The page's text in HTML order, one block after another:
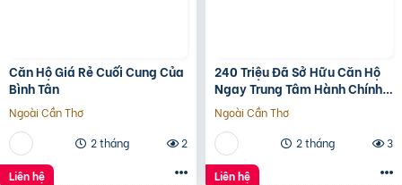
Căn Hộ Giá Rẻ Cuối Cung Của
Bình Tân
Ngoài Cần Thơ
2 tháng
2
Liên hệ
240 Triệu Đã Sở Hữu Căn Hộ
Ngay Trung Tâm Hành Chính
Bình Tân
Ngoài Cần Thơ
2 tháng
3
Liên hệ